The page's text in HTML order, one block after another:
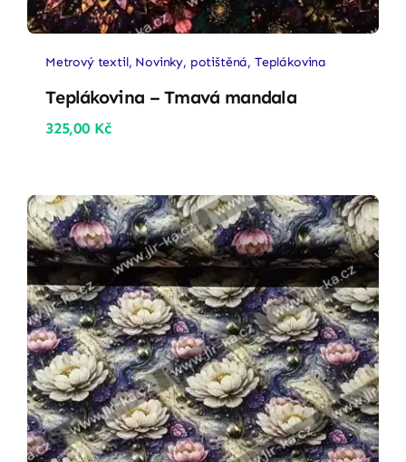
Metrový textil, Novinky, potištěná, Teplákovina
Teplákovina – Tmavá mandala
325,00 Kč